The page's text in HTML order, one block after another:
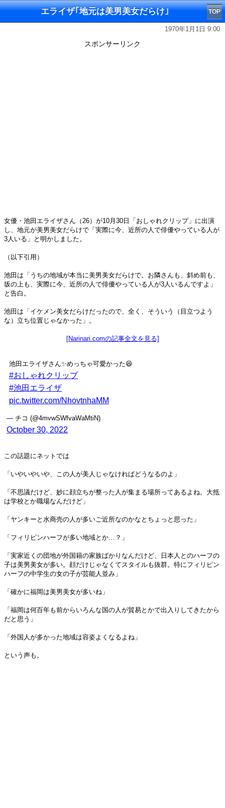
エライザ｢地元は美男美女だらけ｣ TOP
1970年1月1日 9:00
スポンサーリンク
女優・池田エライザさん（26）が10月30日「おしゃれクリップ」に出演
し、地元が美男美女だらけで「実際に今、近所の人で俳優やっている人が
3人いる」と明かしました。
（以下引用）
池田は「うちの地域が本当に美男美女だらけで。お隣さんも、斜め前も、
坂の上も、実際に今、近所の人で俳優やっている人が3人いるんですよ」
と告白。
池田は「イケメン美女だらけだったので、全く、そういう（目立つよう
な）立ち位置じゃなかった」。
[Narinari.comの記事全文を見る]
池田エライザさん✨めっちゃ可愛かった😆
#おしゃれクリップ
#池田エライザ
pic.twitter.com/NhovtnhaMM
— チコ (@4mvwSWfvaWaMtiN)
October 30, 2022
この話題にネットでは
「いやいやいや、この人が美人じゃなければどうなるのよ」
「不思議だけど、妙に顔立ちが整った人が集まる場所ってあるよね。大抵
は学校とか職場なんだけど」
「ヤンキーと水商売の人が多いご近所なのかなとちょっと思った」
「フィリピンハーフが多い地域とか…？」
「実家近くの団地が外国籍の家族ばかりなんだけど、日本人とのハーフの
子は美男美女が多い。顔だけじゃなくてスタイルも抜群。特にフィリピン
ハーフの中学生の女の子が芸能人並み」
「確かに福岡は美男美女が多いね」
「福岡は何百年も前からいろんな国の人が貿易とかで出入りしてきたから
だと思う」
「外国人が多かった地域は容姿よくなるよね」
という声も。